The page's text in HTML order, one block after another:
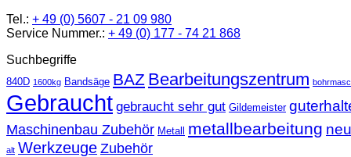
Tel.: + 49 (0) 5607 - 21 09 980
Service Nummer.: + 49 (0) 177 - 74 21 868
Suchbegriffe
840D 1600kg Bandsäge BAZ Bearbeitungszentrum
Gebraucht gebraucht sehr gut Gildemeister
Maschinenbau Zubehör Metall metallbearbeitung neu
alt Werkzeuge Zubehör